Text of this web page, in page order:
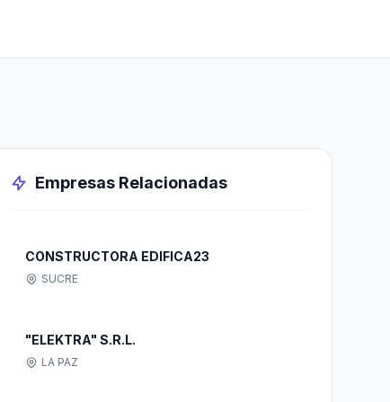
Empresas Relacionadas
CONSTRUCTORA EDIFICA23
SUCRE
"ELEKTRA" S.R.L.
LA PAZ